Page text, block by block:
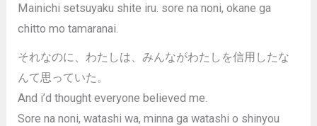
Mainichi setsuyaku shite iru. sore na noni, okane ga
chitto mo tamaranai.
それなのに、わたしは、みんながわたしを信用したな
んて思っていた。
And i’d thought everyone believed me.
Sore na noni, watashi wa, minna ga watashi o shinyou